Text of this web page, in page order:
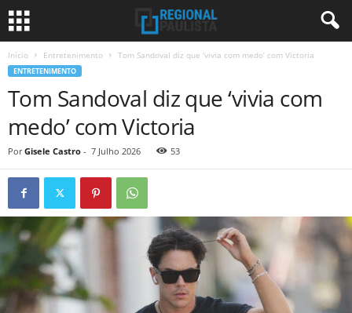
Início Entretenimento Tom Sandoval diz que ‘vivia com medo’ com Victoria
ENTRETENIMENTO
Tom Sandoval diz que ‘vivia com
medo’ com Victoria
Por Gisele Castro - 7 Julho 2026 53